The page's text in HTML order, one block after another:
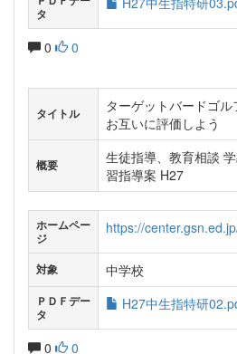
タ
0 0
タイトル
ターゲットバードゴ
お互いに評価しよう
概要
生徒指導、教育相談
習指導案 H27
ホームペー
ジ
https://
対象 中学校
ＰＤＦデー
タ
H27中生指特研
0 0